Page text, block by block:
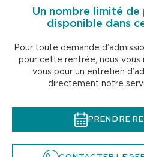
comptent vraiment
Regards de parents
Un nombre limité de
disponible dans
Pour toute demande
pour cette rentrée, nous vous
vous pour un entretien
directement notre
PRENDRE